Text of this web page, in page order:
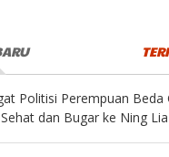
Politisi Perempuan Beda
dan Bugar ke Ning Lia